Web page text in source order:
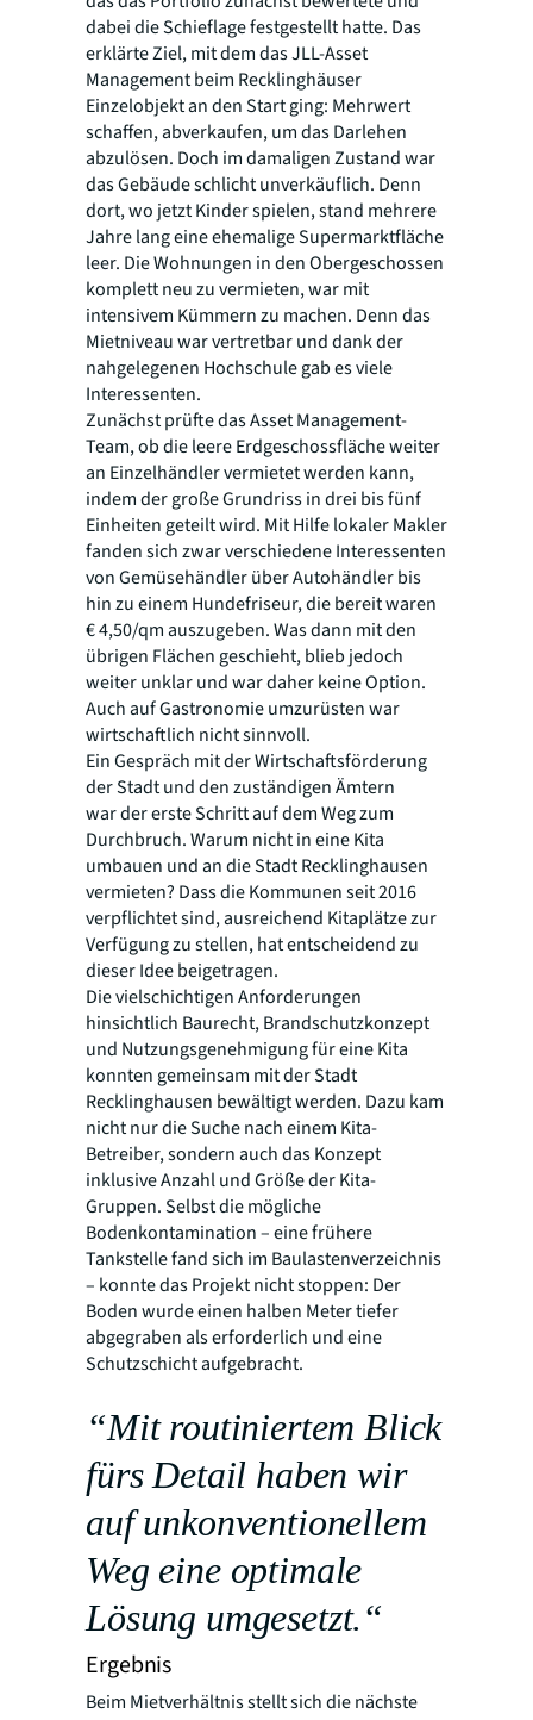
dabei die Schieflage festgestellt hatte. Das
erklärte Ziel, mit dem das JLL-Asset
Management beim Recklinghäuser
Einzelobjekt an den Start ging: Mehrwert
schaffen, abverkaufen, um das Darlehen
abzulösen. Doch im damaligen Zustand war
das Gebäude schlicht unverkäuflich. Denn
dort, wo jetzt Kinder spielen, stand mehrere
Jahre lang eine ehemalige Supermarktfläche
leer. Die Wohnungen in den Obergeschossen
komplett neu zu vermieten, war mit
intensivem Kümmern zu machen. Denn das
Mietniveau war vertretbar und dank der
nahgelegenen Hochschule gab es viele
Interessenten.
Zunächst prüfte das Asset Management-
Team, ob die leere Erdgeschossfläche weiter
an Einzelhändler vermietet werden kann,
indem der große Grundriss in drei bis fünf
Einheiten geteilt wird. Mit Hilfe lokaler Makler
fanden sich zwar verschiedene Interessenten
von Gemüsehändler über Autohändler bis
hin zu einem Hundefriseur, die bereit waren
€ 4,50/qm auszugeben. Was dann mit den
übrigen Flächen geschieht, blieb jedoch
weiter unklar und war daher keine Option.
Auch auf Gastronomie umzurüsten war
wirtschaftlich nicht sinnvoll.
Ein Gespräch mit der Wirtschaftsförderung
der Stadt und den zuständigen Ämtern
war der erste Schritt auf dem Weg zum
Durchbruch. Warum nicht in eine Kita
umbauen und an die Stadt Recklinghausen
vermieten? Dass die Kommunen seit 2016
verpflichtet sind, ausreichend Kitaplätze zur
Verfügung zu stellen, hat entscheidend zu
dieser Idee beigetragen.
Die vielschichtigen Anforderungen
hinsichtlich Baurecht, Brandschutzkonzept
und Nutzungsgenehmigung für eine Kita
konnten gemeinsam mit der Stadt
Recklinghausen bewältigt werden. Dazu kam
nicht nur die Suche nach einem Kita-
Betreiber, sondern auch das Konzept
inklusive Anzahl und Größe der Kita-
Gruppen. Selbst die mögliche
Bodenkontamination – eine frühere
Tankstelle fand sich im Baulastenverzeichnis
– konnte das Projekt nicht stoppen: Der
Boden wurde einen halben Meter tiefer
abgegraben als erforderlich und eine
Schutzschicht aufgebracht.
“Mit routiniertem Blick
fürs Detail haben wir
auf unkonventionellem
Weg eine optimale
Lösung umgesetzt.“
Ergebnis
Beim Mietverhältnis stellt sich die nächste